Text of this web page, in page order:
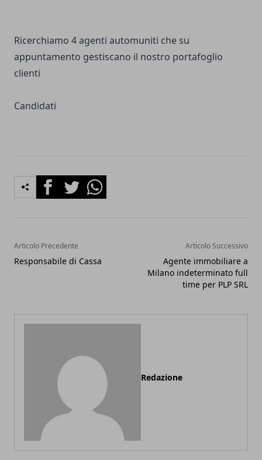
Ricerchiamo 4 agenti automuniti che su
appuntamento gestiscano il nostro portafoglio
clienti
Candidati
FacebookTwitterWhatsapp
Articolo Precedente
Responsabile di Cassa
Articolo Successivo
Agente immobiliare a
Milano indeterminato full
time per PLP SRL
Redazione